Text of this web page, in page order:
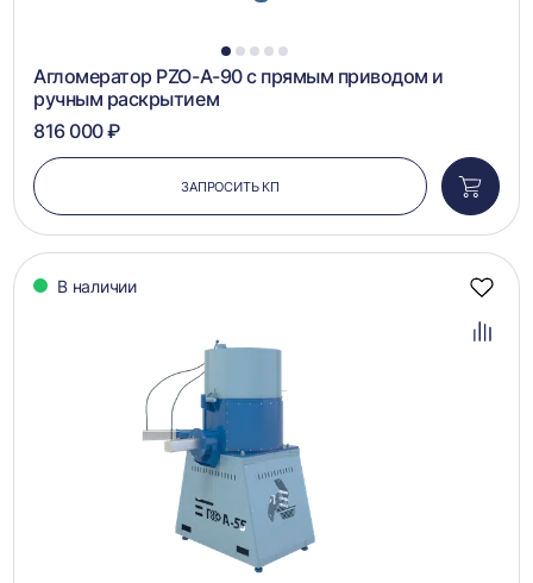
1 2 3 4 5
Агломератор PZO-А-90 с прямым приводом и
ручным раскрытием
816 000 ₽
ЗАПРОСИТЬ КП
в
В наличии